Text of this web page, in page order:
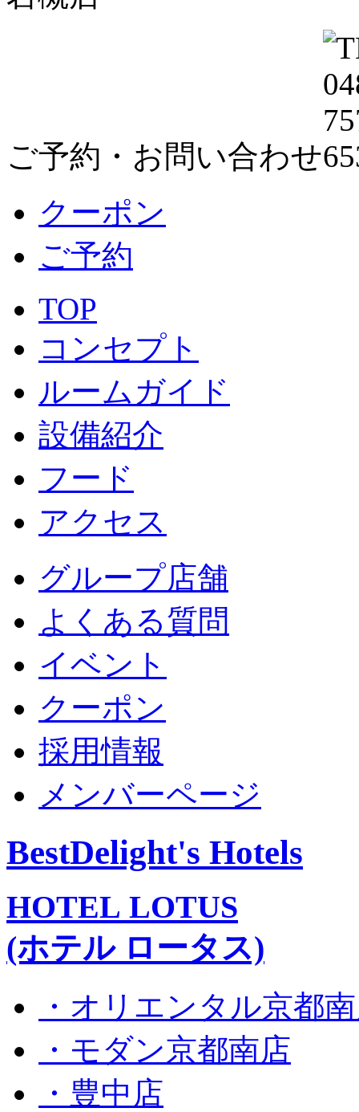
ご予約・お問い合わせ
クーポン
ご予約
TOP
コンセプト
ルームガイド
設備紹介
フード
アクセス
グループ店舗
よくある質問
イベント
クーポン
採用情報
メンバーページ
BestDelight's Hotels
HOTEL LOTUS
(ホテル ロータス)
・オリエンタル京都
・モダン京都南店
・豊中店